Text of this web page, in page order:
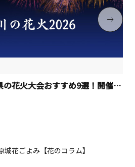
【2026最新】神奈川県の花火大会おすすめ9選！開催日程
城花ごよみ【花のコラム】